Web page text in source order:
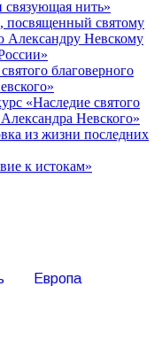
нить»
посвященный святому
Александру Невскому
благоверного
«Наследие святого
Невского»
из жизни последних
к истокам»
Европа